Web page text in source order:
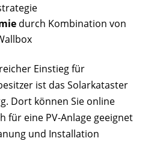
durch Kombination von
Einstieg für
ist das Solarkataster
Dort können Sie online
für eine PV-Anlage geeignet
und Installation